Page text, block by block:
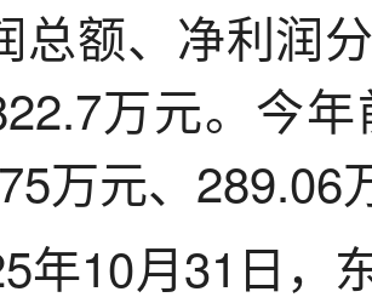
总额、净利润
万元。今
万元、289.06
年10月31日，